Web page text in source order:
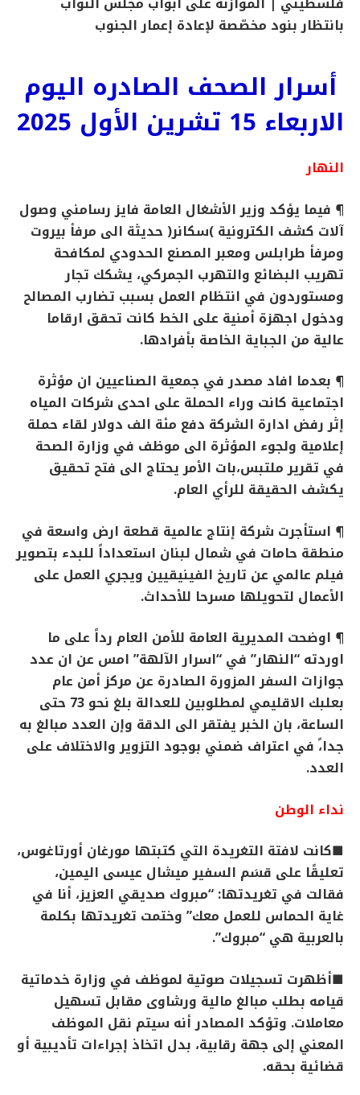
بانتظار بنود مخصّصة لإعادة إعمار الجنوب
أسرار الصحف الصادره اليوم
الاربعاء 15 تشرين الأول 2025
النهار
¶ فيما يؤكد وزير الأشغال العامة فايز رسامني وصول
آلات كشف الكترونية )سكانر( حديثة الى مرفأ بيروت
ومرفأ طرابلس ومعبر المصنع الحدودي لمكافحة
تهريب البضائع والتهرب الجمركي، يشكك تجار
ومستوردون في انتظام العمل بسبب تضارب المصالح
ودخول اجهزة أمنية على الخط كانت تحقق ارقاما
عالية من الجباية الخاصة بأفرادها.
¶ بعدما افاد مصدر في جمعية الصناعيين ان مؤثرة
اجتماعية كانت وراء الحملة على احدى شركات المياه
إثر رفض ادارة الشركة دفع مئة الف دولار لقاء حملة
إعلامية ولجوء المؤثرة الى موظف في وزارة الصحة
في تقرير ملتبس،بات الأمر يحتاج الى فتح تحقيق
يكشف الحقيقة للرأي العام.
¶ استأجرت شركة إنتاج عالمية قطعة ارض واسعة في
منطقة حامات في شمال لبنان استعداداً للبدء بتصوير
فيلم عالمي عن تاريخ الفينيقيين ويجري العمل على
الأعمال لتحويلها مسرحا للأحداث.
¶ اوضحت المديرية العامة للأمن العام رداً على ما
اوردته “النهار” في “اسرار الآلهة” امس عن ان عدد
جوازات السفر المزورة الصادرة عن مركز أمن عام
بعلبك الاقليمي لمطلوبين للعدالة بلغ نحو 73 حتى
الساعة، بان الخبر يفتقر الى الدقة وإن العدد مبالغ به
جدا،ً في اعتراف ضمني بوجود التزوير والاختلاف على
العدد.
نداء الوطن
■كانت لافتة التغريدة التي كتبتها مورغان أورتاغوس،
تعليقًا على قسَم السفير ميشال عيسى اليمين،
فقالت في تغريدتها: “مبروك صديقي العزيز، أنا في
غاية الحماس للعمل معك” وختمت تغريدتها بكلمة
بالعربية هي “مبروك”.
■أظهرت تسجيلات صوتية لموظف في وزارة خدماتية
قيامه بطلب مبالغ مالية ورشاوى مقابل تسهيل
معاملات. وتؤكد المصادر أنه سيتم نقل الموظف
المعني إلى جهة رقابية، بدل اتخاذ إجراءات تأديبية أو
قضائية بحقه.